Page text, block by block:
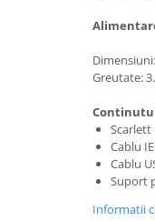
Controllere MIDI - USB
Genti pentru DJ
Samplere si controllere
Stative si pupitre DJ
Greutate:
Scarlett
Cablu
Cablu
Suport
Informatii